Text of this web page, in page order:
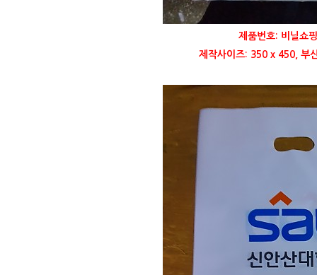
제품번호: 비닐쇼
제작사이즈: 350 x 450, 부